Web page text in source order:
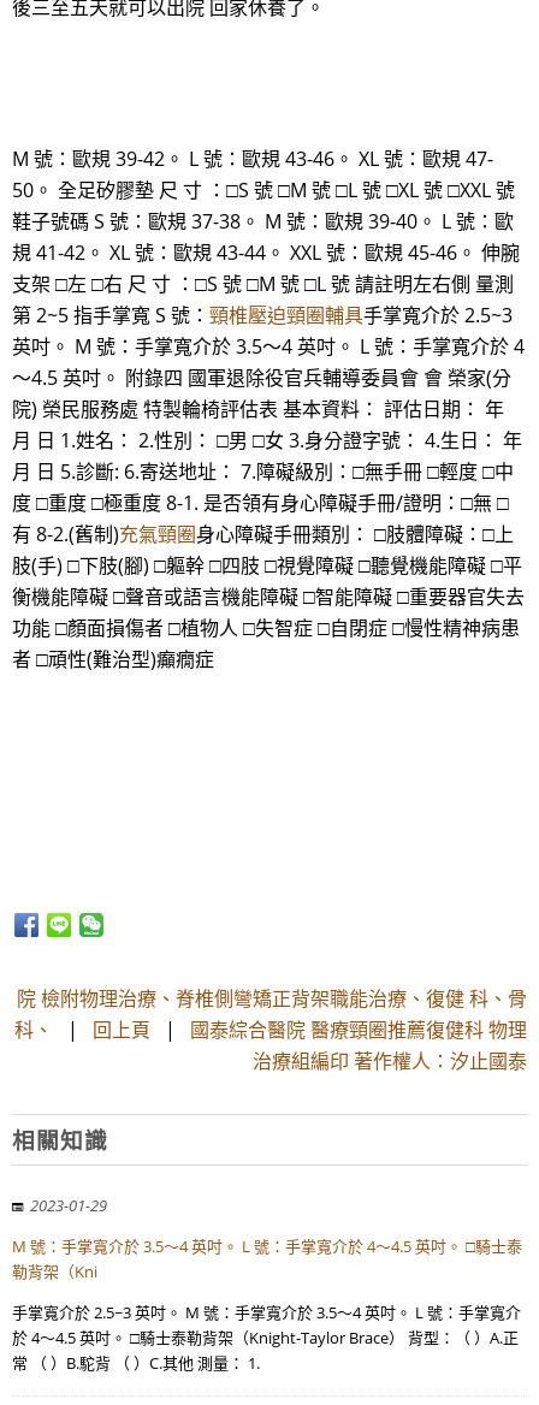
後三至五天就可以出院 回家休養了。
M 號：歐規 39-42。 L 號：歐規 43-46。 XL 號：歐規 47-
50。 全足矽膠墊 尺 寸 ：□S 號 □M 號 □L 號 □XL 號 □XXL 號
鞋子號碼 S 號：歐規 37-38。 M 號：歐規 39-40。 L 號：歐
規 41-42。 XL 號：歐規 43-44。 XXL 號：歐規 45-46。 伸腕
支架 □左 □右 尺 寸 ：□S 號 □M 號 □L 號 請註明左右側 量測
第 2~5 指手掌寬 S 號： 頸椎壓迫頸圈輔具手掌寬介於 2.5~3
英吋。 M 號：手掌寬介於 3.5～4 英吋。 L 號：手掌寬介於 4
～4.5 英吋。 附錄四 國軍退除役官兵輔導委員會 會 榮家(分
院) 榮民服務處 特製輪椅評估表 基本資料： 評估日期： 年
月 日 1.姓名： 2.性別： □男 □女 3.身分證字號： 4.生日： 年
月 日 5.診斷: 6.寄送地址： 7.障礙級別：□無手冊 □輕度 □中
度 □重度 □極重度 8-1. 是否領有身心障礙手冊/證明：□無 □
有 8-2.(舊制)充氣頸圈身心障礙手冊類別： □肢體障礙：□上
肢(手) □下肢(腳) □軀幹 □四肢 □視覺障礙 □聽覺機能障礙 □平
衡機能障礙 □聲音或語言機能障礙 □智能障礙 □重要器官失去
功能 □顏面損傷者 □植物人 □失智症 □自閉症 □慢性精神病患
者 □頑性(難治型)癲癇症
院 檢附物理治療、脊椎側彎矯正背架職能治療、復健 科、骨
科、
| 回上頁 | 國泰綜合醫院 醫療頸圈推薦復健科 物理
治療組編印 著作權人：汐止國泰
相關知識
2023-01-29
M 號：手掌寬介於 3.5～4 英吋。 L 號：手掌寬介於 4～4.5 英吋。 □騎士泰
勒背架（Kni
手掌寬介於 2.5~3 英吋。 M 號：手掌寬介於 3.5～4 英吋。 L 號：手掌寬介
於 4～4.5 英吋。 □騎士泰勒背架（Knight-Taylor Brace） 背型：（ ）A.正
常 （ ）B.駝背 （ ）C.其他 測量： 1.